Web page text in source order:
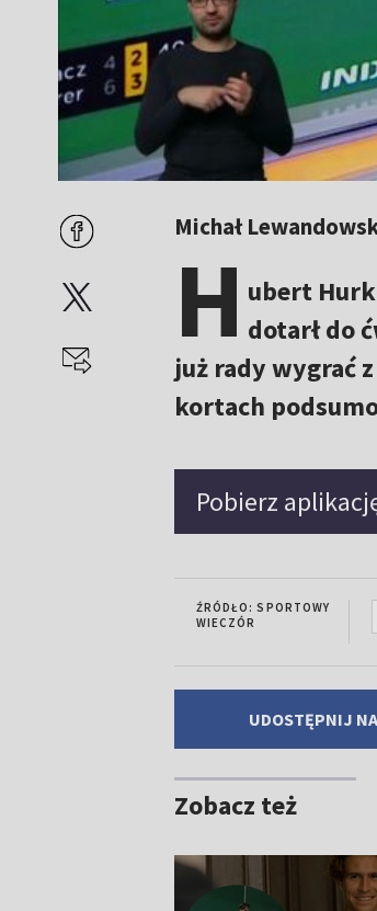
Michał
H ubert
dotarł do
już rady wygrać
kortach
Pobierz
ŹRÓDŁO: SPORTOWY
WIECZÓR
UDOSTĘPNIJ
Zobacz też